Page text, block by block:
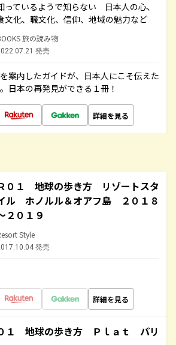
っているようで知らない 日本人の心、
文化、職文化、信仰、地域の魅力など
旅の読み物
発売
案内したガイドが、日本人にこそ伝えた
日本の再発見ができる１冊！
詳細を見る
０１ 地球の歩き方 リゾートスタ
ル ホノルル＆オアフ島 ２０１８
２０１９
Style
発売
詳細を見る
１ 地球の歩き方 Ｐｌａｔ パリ